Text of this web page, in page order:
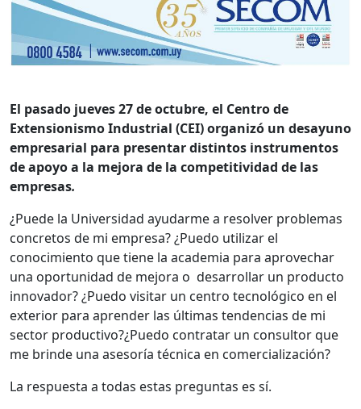
El pasado jueves 27 de octubre, el Centro de
Extensionismo Industrial (CEI) organizó un desayuno
empresarial para presentar distintos instrumentos
de apoyo a la mejora de la competitividad de las
empresas.
¿Puede la Universidad ayudarme a resolver problemas
concretos de mi empresa? ¿Puedo utilizar el
conocimiento que tiene la academia para aprovechar
una oportunidad de mejora o desarrollar un producto
innovador? ¿Puedo visitar un centro tecnológico en el
exterior para aprender las últimas tendencias de mi
sector productivo?¿Puedo contratar un consultor que
me brinde una asesoría técnica en comercialización?
La respuesta a todas estas preguntas es sí.